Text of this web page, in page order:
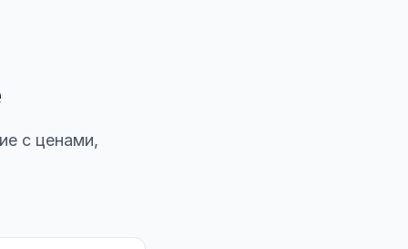
с ценами,